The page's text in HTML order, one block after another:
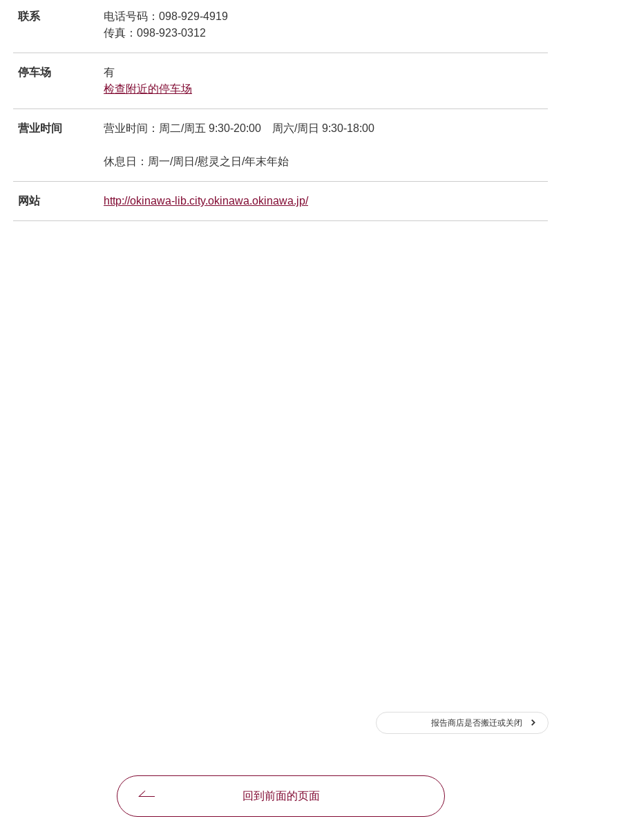
联系
电话号码：098-929-4919
传真：098-923-0312
停车场
有
检查附近的停车场
营业时间 营业时间：周二/周五 9:30-20:00 周六/周日 9:30-18:00
休息日：周一/周日/慰灵之日/年末年始
网站 http://okinawa-lib.city.okinawa.okinawa.jp/別ウィンドウで開きます
报告商店是否搬迁或关闭
回到前面的页面